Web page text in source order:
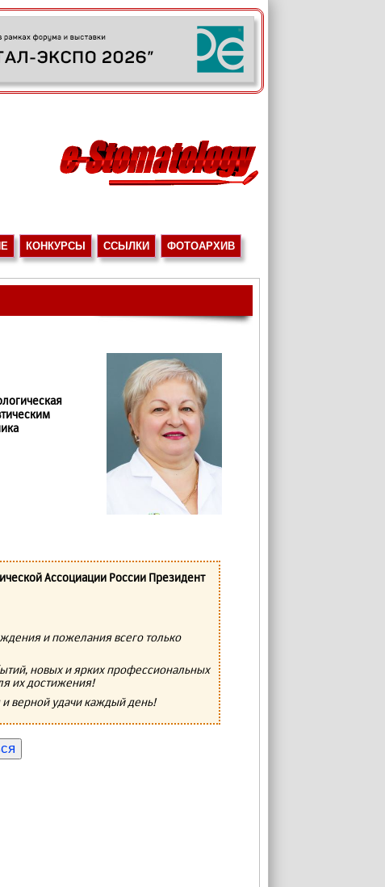
КОНКУРСЫ ССЫЛКИ ФОТОАРХИВ
Ассоциации России Президент
и пожелания всего только
новых и ярких профессиональных
их достижения!
верной удачи каждый день!